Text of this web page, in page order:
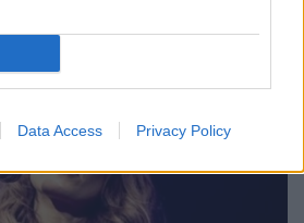
Data Access Privacy Policy